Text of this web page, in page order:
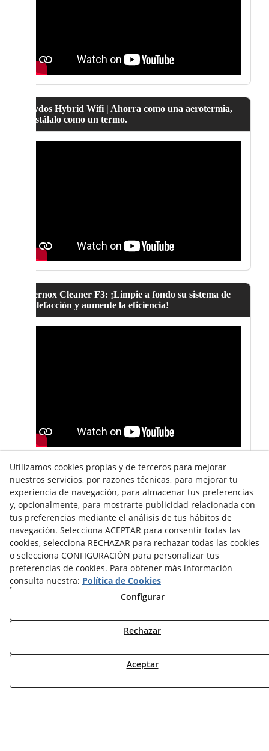
Lydos Hybrid Wifi | Ahorra como una aerotermia,
instálalo como un termo.
Fernox Cleaner F3: ¡Limpie a fondo su sistema de
calefacción y aumente la eficiencia!
NOTICIAS AEROTERMIA
NOTICIAS FOTOVOLTAICA
NOTICIAS CLIMATIZACIÓN
NOTICIAS CALEFACCIÓN
NOTICIAS BIOMASA
NOTICIAS VENTILACIÓN
TARIFAS FABRICANTES
Utilizamos cookies propias y de terceros para mejorar
nuestros servicios, por razones técnicas, para mejorar tu
experiencia de navegación, para almacenar tus preferencias
y, opcionalmente, para mostrarte publicidad relacionada con
tus preferencias mediante el análisis de tus hábitos de
navegación. Selecciona ACEPTAR para consentir todas las
cookies, selecciona RECHAZAR para rechazar todas las cookies
o selecciona CONFIGURACIÓN para personalizar tus
preferencias de cookies. Para obtener más información
consulta nuestra: Política de Cookies
Configurar
Rechazar
Aceptar